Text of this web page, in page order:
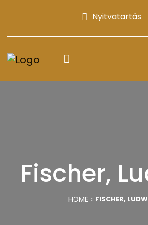
Nyitvatartás
Fischer,
HOME FISCHER,